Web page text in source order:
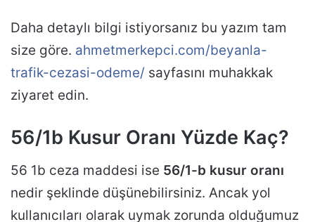
Daha detaylı bilgi istiyorsanız bu yazım tam
size göre. ahmetmerkepci.com/beyanla-
trafik-cezasi-odeme/ sayfasını muhakkak
ziyaret edin.
56/1b Kusur Oranı Yüzde Kaç?
56 1b ceza maddesi ise 56/1-b kusur oranı
nedir şeklinde düşünebilirsiniz. Ancak yol
kullanıcıları olarak uymak zorunda olduğumuz